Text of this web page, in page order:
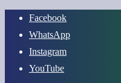
Saltar
contenido
Facebook
WhatsApp
Instagram
YouTube